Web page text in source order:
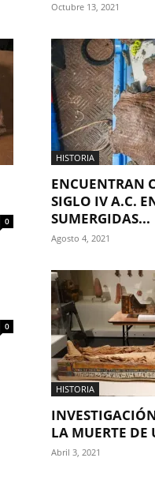
Octubre 13, 2021
0
HISTORIA
ENCUENTRAN
SIGLO IV A.C.
SUMERGIDAS...
Agosto 4, 2021
0
HISTORIA
LA MUERTE
Abril 3, 2021